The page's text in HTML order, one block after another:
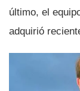
último, el
adquirió